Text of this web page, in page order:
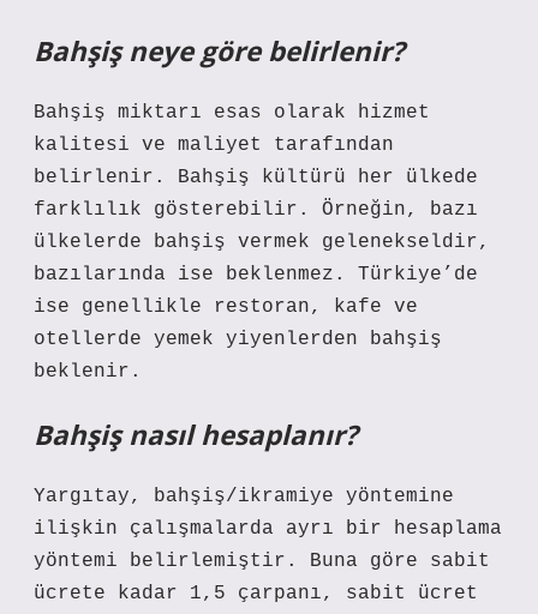
Bahşiş neye göre belirlenir?
Bahşiş miktarı esas olarak hizmet
kalitesi ve maliyet tarafından
belirlenir. Bahşiş kültürü her ülkede
farklılık gösterebilir. Örneğin, bazı
ülkelerde bahşiş vermek gelenekseldir,
bazılarında ise beklenmez. Türkiye’de
ise genellikle restoran, kafe ve
otellerde yemek yiyenlerden bahşiş
beklenir.
Bahşiş nasıl hesaplanır?
Yargıtay, bahşiş/ikramiye yöntemine
ilişkin çalışmalarda ayrı bir hesaplama
yöntemi belirlemiştir. Buna göre sabit
ücrete kadar 1,5 çarpanı, sabit ücret